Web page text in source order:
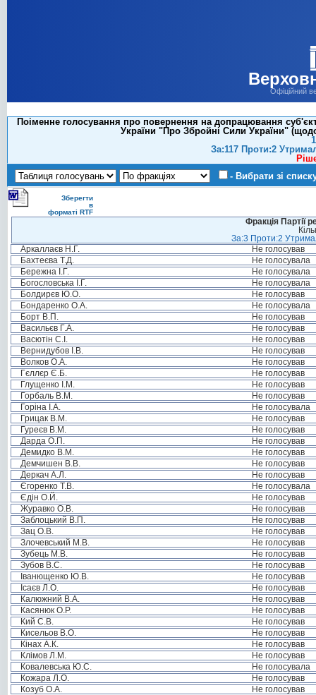
Офіційний
Поіменне голосування про повернення на допрацювання
України "Про Збройні Сили України"
За:117 Проти:2
- Вибрати зі
Зберегти
в
форматі RTF
Фракція Партії
За:3 Проти:2
Аркаллаєв Н.Г.
Не голосував
Бахтеєва Т.Д.
Не голосувала
Бережна І.Г.
Не голосувала
Богословська І.Г.
Не голосувала
Болдирєв Ю.О.
Не голосував
Бондаренко О.А.
Не голосувала
Борт В.П.
Не голосував
Васильєв Г.А.
Не голосував
Васютін С.І.
Не голосував
Вернидубов І.В.
Не голосував
Волков О.А.
Не голосував
Гєллєр Є.Б.
Не голосував
Глущенко І.М.
Не голосував
Горбаль В.М.
Не голосував
Горіна І.А.
Не голосувала
Грицак В.М.
Не голосував
Гуреєв В.М.
Не голосував
Дарда О.П.
Не голосував
Демидко В.М.
Не голосував
Демчишен В.В.
Не голосував
Деркач А.Л.
Не голосував
Єгоренко Т.В.
Не голосувала
Єдін О.Й.
Не голосував
Журавко О.В.
Не голосував
Заблоцький В.П.
Не голосував
Зац О.В.
Не голосував
Злочевський М.В.
Не голосував
Зубець М.В.
Не голосував
Зубов В.С.
Не голосував
Іванющенко Ю.В.
Не голосував
Ісаєв Л.О.
Не голосував
Калюжний В.А.
Не голосував
Касянюк О.Р.
Не голосував
Кий С.В.
Не голосував
Кисельов В.О.
Не голосував
Кінах А.К.
Не голосував
Клімов Л.М.
Не голосував
Ковалевська Ю.С.
Не голосувала
Кожара Л.О.
Не голосував
Козуб О.А.
Не голосував